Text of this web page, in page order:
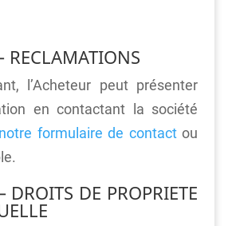
RECLAMATIONS
l’Acheteur peut présenter
en contactant la société
formulaire de contactou
DROITS DE PROPRIETE